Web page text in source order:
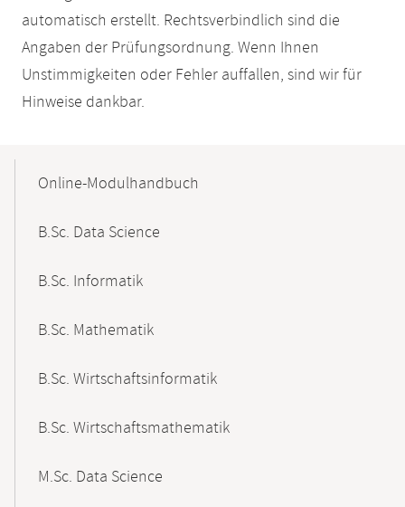
automatisch erstellt. Rechtsverbindlich sind die
Angaben der Prüfungsordnung. Wenn Ihnen
Unstimmigkeiten oder Fehler auffallen, sind wir für
Hinweise dankbar.
NavigationOnline-Modulhandbuch
B.Sc. Data Science
B.Sc. Informatik
B.Sc. Mathematik
B.Sc. Wirtschaftsinformatik
B.Sc. Wirtschaftsmathematik
M.Sc. Data Science